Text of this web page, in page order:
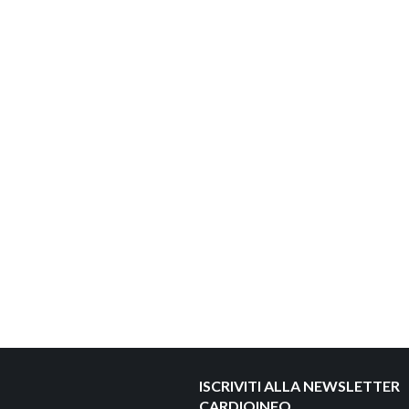
ISCRIVITI ALLA NEWSLETTER